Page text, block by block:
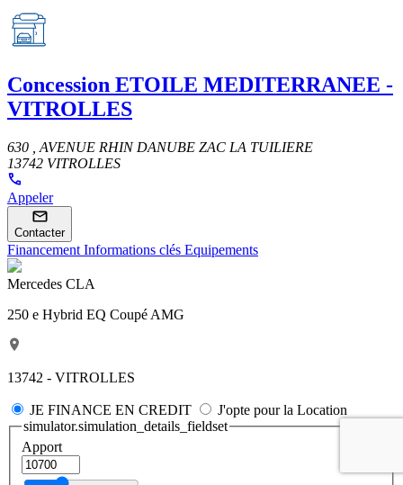
Concession ETOILE MEDITERRANEE -
VITROLLES
630 , AVENUE RHIN DANUBE ZAC LA TUILIERE
13742 VITROLLES
Appeler
Contacter
Financement Informations clés Equipements
Mercedes CLA
250 e Hybrid EQ Coupé AMG
13742 - VITROLLES
JE FINANCE EN CREDIT
J'opte pour la Location
simulator.simulation_details_fieldset
Apport